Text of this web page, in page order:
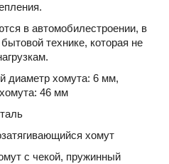
в автомобилестроении, в
технике, которая не
диаметр хомута: 6 мм,
46 мм
хомут
с чекой, пружинный